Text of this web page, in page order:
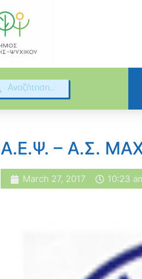
Α.Ε.Ψ. – Α.Σ.
March 27, 2017 10:23